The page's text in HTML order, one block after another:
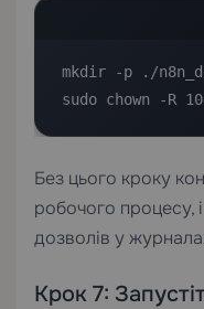
mkdir -p ./
sudo chown -R
Без цього кроку
робочого процесу,
дозволів у
Крок 7: